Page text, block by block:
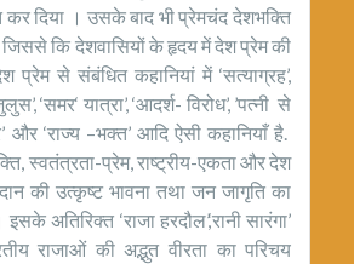
कर दिया । उसके बाद भी प्रेमचंद देशभक्ति
कि देशवासियों के हृदय में देश प्रेम की
प्रेम से संबंधित कहानियां में ‘सत्याग्रह’,
‘समर‘ यात्रा’, ‘आदर्श- विरोध’, ’पत्नी से
और ‘राज्य –भक्त’ आदि ऐसी कहानियाँ है.
स्वतंत्रता-प्रेम, राष्ट्रीय-एकता और देश
की उत्कृष्ट भावना तथा जन जागृति का
अतिरिक्त ‘राजा हरदौल’,‘रानी सारंगा’
राजाओं की अद्भुत वीरता का परिचय